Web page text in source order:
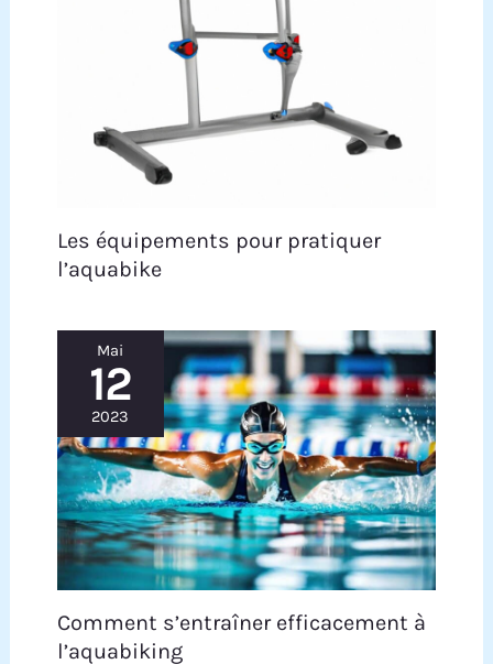
Les équipements pour pratiquer
l’aquabike
Mai
12
2023
Comment s’entraîner efficacement à
l’aquabiking